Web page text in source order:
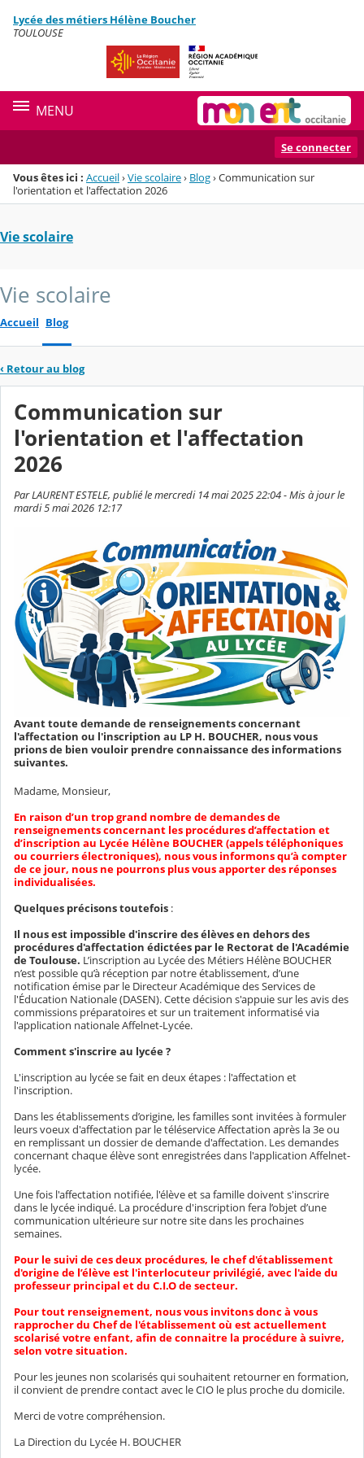
Menu de la rubrique
Contenu
Lycée des métiers Hélène Boucher
TOULOUSE
MENU
Se connecter
Vous êtes ici : Accueil›Vie scolaire› Blog›Communication sur
l'orientation et l'affectation 2026
Vie scolaire
Vie scolaire
Accueil Blog
‹ Retour au blog
Communication sur
l'orientation et l'affectation
2026
Par LAURENT ESTELE, publié le mercredi 14 mai 2025 22:04 - Mis à jour le
mardi 5 mai 2026 12:17
Avant toute demande de renseignements concernant
l'affectation ou l'inscription au LP H. BOUCHER, nous vous
prions de bien vouloir prendre connaissance des informations
suivantes.
Madame, Monsieur,
En raison d’un trop grand nombre de demandes de
renseignements concernant les procédures d’affectation et
d’inscription au Lycée Hélène BOUCHER (appels téléphoniques
ou courriers électroniques), nous vous informons qu’à compter
de ce jour, nous ne pourrons plus vous apporter des réponses
individualisées.
Quelques précisons toutefois :
Il nous est impossible d'inscrire des élèves en dehors des
procédures d'affectation édictées par le Rectorat de l'Académie
de Toulouse. L’inscription au Lycée des Métiers Hélène BOUCHER
n’est possible qu’à réception par notre établissement, d’une
notification émise par le Directeur Académique des Services de
l'Éducation Nationale (DASEN). Cette décision s'appuie sur les avis des
commissions préparatoires et sur un traitement informatisé via
l'application nationale Affelnet-Lycée.
Comment s'inscrire au lycée ?
L'inscription au lycée se fait en deux étapes : l'affectation et
l'inscription.
Dans les établissements d’origine, les familles sont invitées à formuler
leurs voeux d'affectation par le téléservice Affectation après la 3e ou
en remplissant un dossier de demande d'affectation. Les demandes
concernant chaque élève sont enregistrées dans l'application Affelnet-
lycée.
Une fois l'affectation notifiée, l'élève et sa famille doivent s'inscrire
dans le lycée indiqué. La procédure d'inscription fera l’objet d’une
communication ultérieure sur notre site dans les prochaines
semaines.
Pour le suivi de ces deux procédures, le chef d'établissement
d'origine de l’élève est l'interlocuteur privilégié, avec l'aide du
professeur principal et du C.I.O de secteur.
Pour tout renseignement, nous vous invitons donc à vous
rapprocher du Chef de l'établissement où est actuellement
scolarisé votre enfant, afin de connaitre la procédure à suivre,
selon votre situation.
Pour les jeunes non scolarisés qui souhaitent retourner en formation,
il convient de prendre contact avec le CIO le plus proche du domicile.
Merci de votre compréhension.
La Direction du Lycée H. BOUCHER